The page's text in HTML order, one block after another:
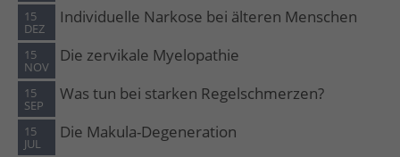
15
DEZ
Individuelle Narkose bei älteren Menschen
15
NOV
Die zervikale Myelopathie
15
SEP
Was tun bei starken Regelschmerzen?
15
JUL
Die Makula-Degeneration